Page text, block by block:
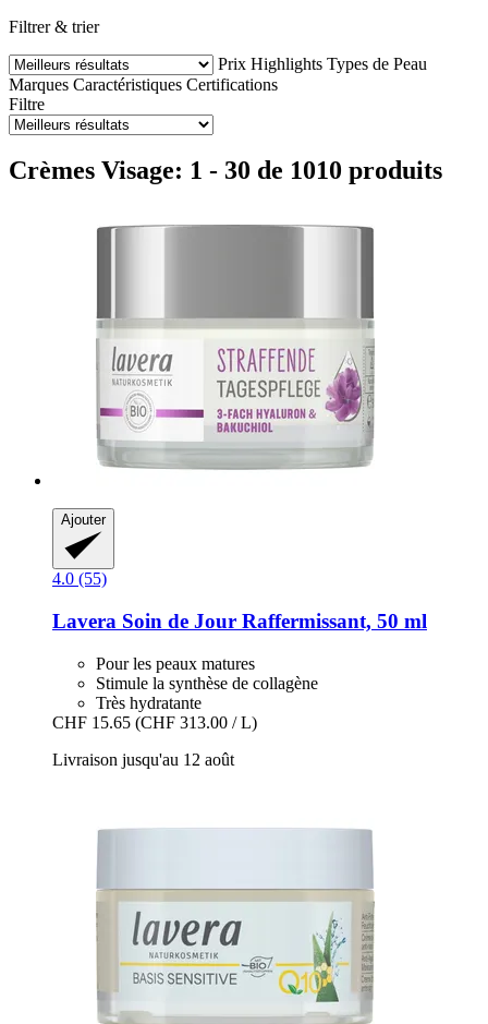
Filtrer & trier
Prix Highlights Types de Peau
Marques Caractéristiques Certifications
Filtre
Crèmes Visage: 1 - 30 de 1010 produits
Ajouter
4.0 (55)
Lavera Soin de Jour Raffermissant, 50 ml
Pour les peaux matures
Stimule la synthèse de collagène
Très hydratante
CHF 15.65 (CHF 313.00 / L)
Livraison jusqu'au 12 août